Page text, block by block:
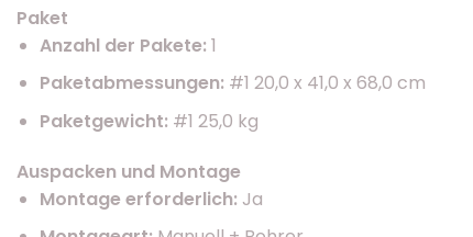
Paket
Anzahl der Pakete: 1
Paketabmessungen: #1 20,0 x 41,0 x 68,0 cm
Paketgewicht: #1 25,0 kg
Auspacken und Montage
Montage erforderlich: Ja